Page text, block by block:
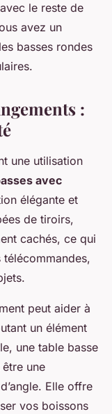
le reste de
avez un
basses rondes
:
une utilisation
avec
élégante et
de tiroirs,
cachés, ce qui
peut aider à
un élément
une table basse
une
Elle offre
vos boissons